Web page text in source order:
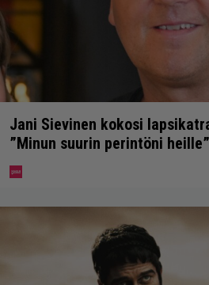
Jani Sievinen kokosi
”Minun suurin perintöni heille”